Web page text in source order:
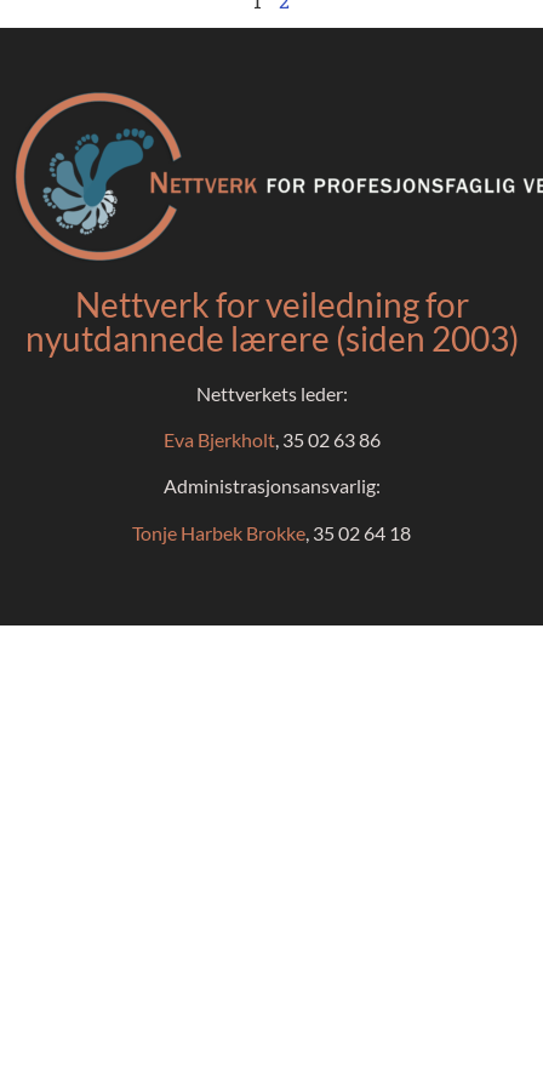
Nettverk for veiledning for
nyutdannede lærere (siden 2003)
Nettverkets leder:
Eva Bjerkholt, 35 02 63 86
Administrasjonsansvarlig:
Tonje Harbek Brokke , 35 02 64 18